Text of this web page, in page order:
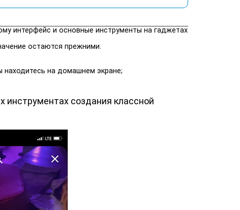
интерфейс и основные инструменты на гаджетах
остаются прежними.
находитесь на домашнем экране;
инструментах создания классной